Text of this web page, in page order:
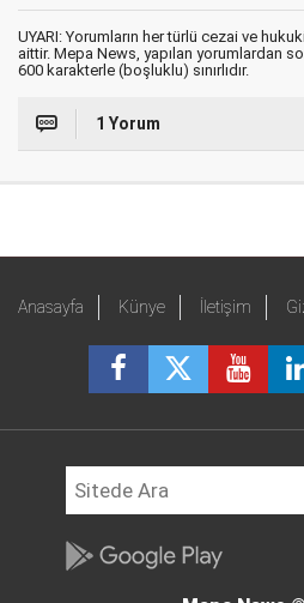
UYARI: Yorumların her türlü cezai ve
aittir. Mepa News, yapılan yorumlardan
600 karakterle (boşluklu) sınırlıdır.
1 Yorum
Anasayfa Künye İletişim